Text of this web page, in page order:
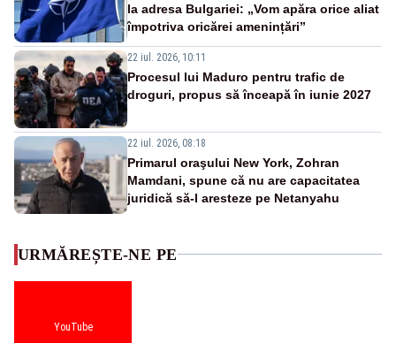
la adresa Bulgariei: „Vom apăra orice aliat
împotriva oricărei amenințări”
22 iul. 2026, 10:11
Procesul lui Maduro pentru trafic de
droguri, propus să înceapă în iunie 2027
22 iul. 2026, 08:18
Primarul oraşului New York, Zohran
Mamdani, spune că nu are capacitatea
juridică să-l aresteze pe Netanyahu
URMĂREȘTE-NE PE
YouTube